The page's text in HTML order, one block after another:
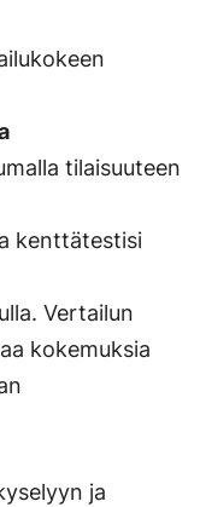
tilaisuuteen
kenttätestisi
Vertailun
kokemuksia
ja